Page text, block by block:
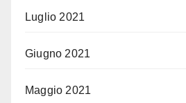
Luglio 2021
Giugno 2021
Maggio 2021